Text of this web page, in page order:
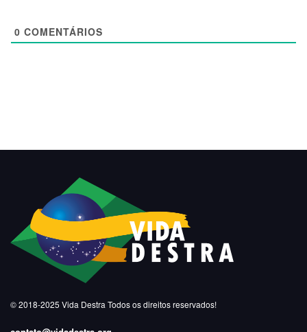
0 COMENTÁRIOS
© 2018-2025 Vida Destra Todos os direitos reservados!